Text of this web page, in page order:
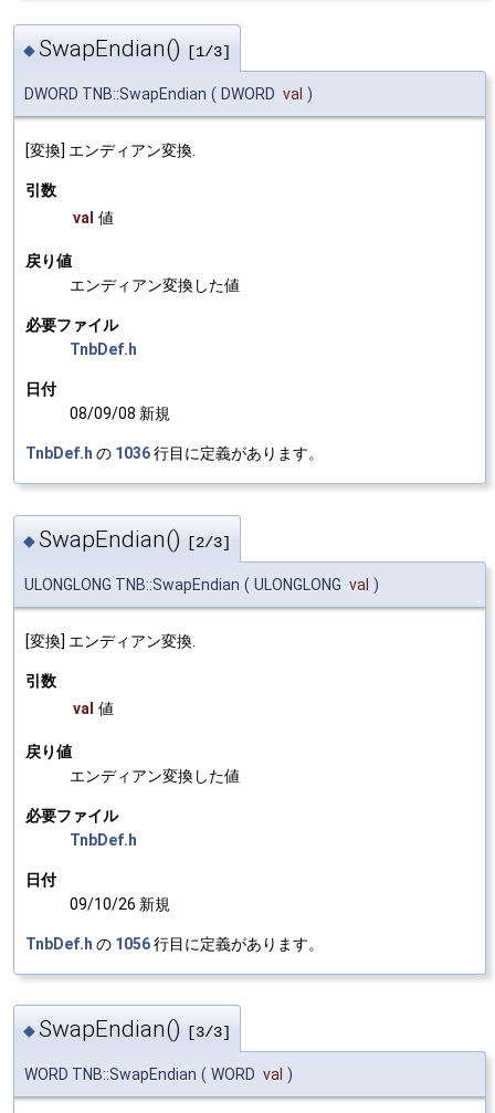
◆SwapEndian() [1/3]
DWORD TNB::SwapEndian ( DWORD val )
[変換] エンディアン変換.
引数
val 値
戻り値
エンディアン変換した値
必要ファイル
TnbDef.h
日付
08/09/08 新規
TnbDef.h の 1036行目に定義があります。
◆SwapEndian() [2/3]
ULONGLONG TNB::SwapEndian ( ULONGLONG val )
[変換] エンディアン変換.
引数
val 値
戻り値
エンディアン変換した値
必要ファイル
TnbDef.h
日付
09/10/26 新規
TnbDef.h の 1056行目に定義があります。
◆SwapEndian() [3/3]
WORD TNB::SwapEndian ( WORD val )